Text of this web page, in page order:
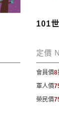
101
定價
會員價8
軍人價
榮民價